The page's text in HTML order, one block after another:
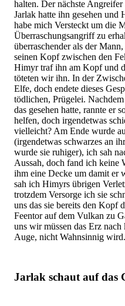
halten. Der nächste
Jarlak hatte ihn gesehen
habe mich Versteckt um die
Überraschungsangriff zu
überraschender als der
seinen Kopf zwischen den
Himyr traf ihn am Kopf und
töteten wir ihn. In der
Elfe, doch endete dieses
tödlichen, Prügelei.
das gesehen hatte, rannte er
helfen, doch irgendetwas
vielleicht? Am Ende wurde
(irgendetwas schwarzes an
wurde sie ruhiger), ich sah
Aussah, doch fand ich keine
ihm eine Decke um damit er
sah ich Himyrs übrigen
trotzdem Versorge ich sie
uns das sie bereits den Kopf
Feentor auf dem Vulkan zu
uns wir müssen das Erz
Auge, nicht Wahnsinnig wird.
Jarlak schaut auf das